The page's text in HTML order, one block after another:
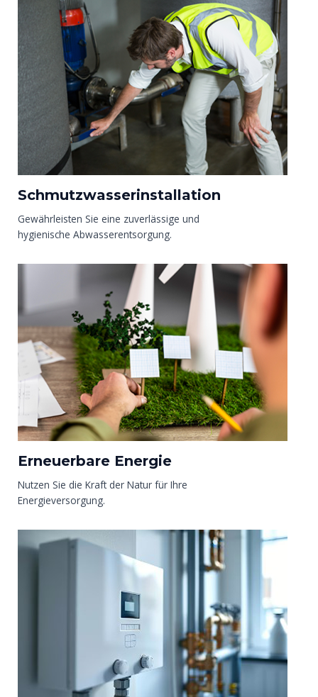
Schmutzwasserinstallation
Gewährleisten Sie eine zuverlässige und
hygienische Abwasserentsorgung.
Erneuerbare Energie
Nutzen Sie die Kraft der Natur für Ihre
Energieversorgung.